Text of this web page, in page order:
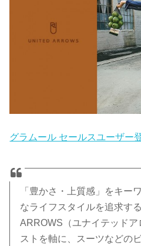
グラムール セールスユーザー
「豊かさ・上質感」をキー
なライフスタイルを追求す
ARROWS（ユナイテッドア
ストを軸に、スーツなどの